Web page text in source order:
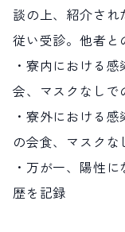
談の上、紹介さ
従い受診。他者と
・寮内における
会、マスクなしで
・寮外における
の会食、マスク
・万が一、陽性
歴を記録